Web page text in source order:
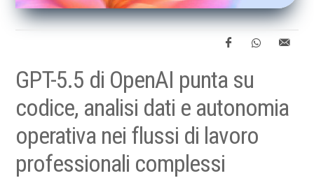
GPT-5.5 di OpenAI punta su
codice, analisi dati e autonomia
operativa nei flussi di lavoro
professionali complessi